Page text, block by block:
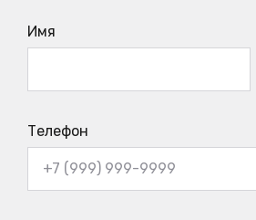
Имя
Телефон